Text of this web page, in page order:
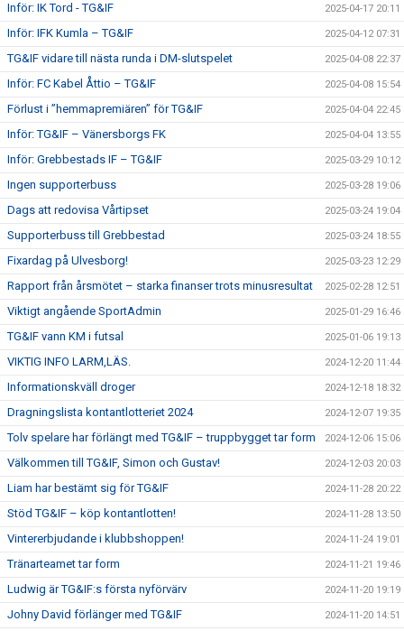
Inför: IK Tord - TG&IF 2025-04-17 20:11
Inför: IFK Kumla – TG&IF 2025-04-12 07:31
TG&IF vidare till nästa runda i DM-slutspelet 2025-04-08 22:37
Inför: FC Kabel Åttio – TG&IF 2025-04-08 15:54
Förlust i ”hemmapremiären” för TG&IF 2025-04-04 22:45
Inför: TG&IF – Vänersborgs FK 2025-04-04 13:55
Inför: Grebbestads IF – TG&IF 2025-03-29 10:12
Ingen supporterbuss 2025-03-28 19:06
Dags att redovisa Vårtipset 2025-03-24 19:04
Supporterbuss till Grebbestad 2025-03-24 18:55
Fixardag på Ulvesborg! 2025-03-23 12:29
Rapport från årsmötet – starka finanser trots minusresultat 2025-02-28 12:51
Viktigt angående SportAdmin 2025-01-29 16:46
TG&IF vann KM i futsal 2025-01-06 19:13
VIKTIG INFO LARM,LÄS. 2024-12-20 11:44
Informationskväll droger 2024-12-18 18:32
Dragningslista kontantlotteriet 2024 2024-12-07 19:35
Tolv spelare har förlängt med TG&IF – truppbygget tar form 2024-12-06 15:06
Välkommen till TG&IF, Simon och Gustav! 2024-12-03 20:03
Liam har bestämt sig för TG&IF 2024-11-28 20:22
Stöd TG&IF – köp kontantlotten! 2024-11-28 13:50
Vintererbjudande i klubbshoppen! 2024-11-24 19:01
Tränarteamet tar form 2024-11-21 19:46
Ludwig är TG&IF:s första nyförvärv 2024-11-20 19:19
Johny David förlänger med TG&IF 2024-11-20 14:51